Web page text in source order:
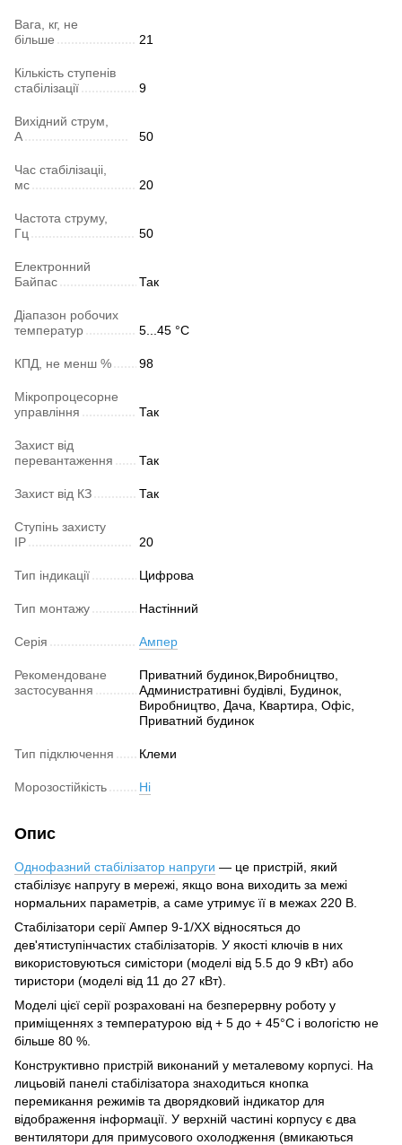
Вага, кг, не
більше
21
Кількість ступенів
стабілізації
9
Вихідний струм,
А
50
Час стабілізаціі,
мс
20
Частота струму,
Гц
50
Електронний
Байпас
Так
Діапазон робочих
температур
5...45 °C
КПД, не менш % 98
Мікропроцесорне
управління
Так
Захист від
перевантаження
Так
Захист від КЗ Так
Ступінь захисту
IP
20
Тип індикації Цифрова
Тип монтажу Настінний
Серія Ампер
Рекомендоване
застосування
Приватний будинок,Виробництво,
Административні будівлі, Будинок,
Виробництво, Дача, Квартира, Офіс,
Приватний будинок
Тип підключення Клеми
Морозостійкість Ні
Опис
Однофазний стабілізатор напруги — це пристрій, який
стабілізує напругу в мережі, якщо вона виходить за межі
нормальних параметрів, а саме утримує її в межах 220 В.
Стабілізатори серії Ампер 9-1/ХХ відносяться до
дев'ятиступінчастих стабілізаторів. У якості ключів в них
використовуються симістори (моделі від 5.5 до 9 кВт) або
тиристори (моделі від 11 до 27 кВт).
Моделі цієї серії розраховані на безперервну роботу у
приміщеннях з температурою від + 5 до + 45°С і вологістю не
більше 80 %.
Конструктивно пристрій виконаний у металевому корпусі. На
лицьовій панелі стабілізатора знаходиться кнопка
перемикання режимів та дворядковий індикатор для
відображення інформації. У верхній частині корпусу є два
вентилятори для примусового охолодження (вмикаються